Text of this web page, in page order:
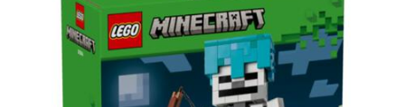
玩具車,貨車,火車及遙控系列
手工藝,文具,蠟筆,泥膠,畫板
Mini Brands
Play-Doh培樂多
8~11歳
12~14歳